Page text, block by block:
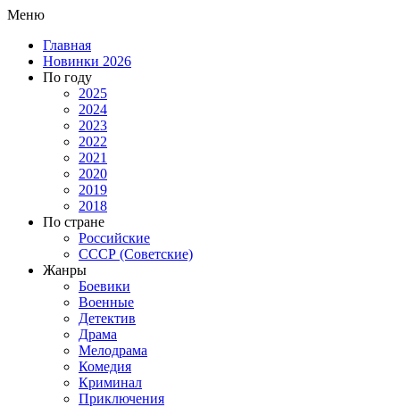
Меню
Главная
Новинки 2026
По году
2025
2024
2023
2022
2021
2020
2019
2018
По стране
Российские
СССР (Советские)
Жанры
Боевики
Военные
Детектив
Драма
Мелодрама
Комедия
Криминал
Приключения